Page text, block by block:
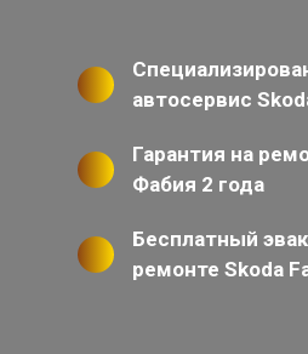
автосервис
Гарантия на
Фабия 2 года
Бесплатный
ремонте Skoda